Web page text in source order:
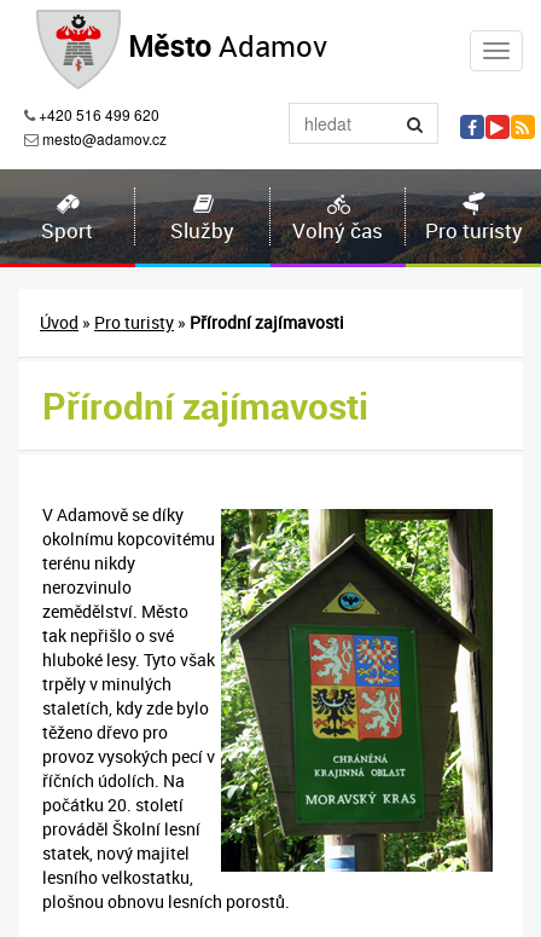
MěstoAdamov
+420 516 499 620
mesto@adamov.cz
Sport Služby Volný čas Pro turisty
Úvod » Pro turisty » Přírodní zajímavosti
Přírodní zajímavosti
V Adamově se díky
okolnímu kopcovitému
terénu nikdy
nerozvinulo
zemědělství. Město
tak nepřišlo o své
hluboké lesy. Tyto však
trpěly v minulých
staletích, kdy zde bylo
těženo dřevo pro
provoz vysokých pecí v
říčních údolích. Na
počátku 20. století
prováděl Školní lesní
statek, nový majitel
lesního velkostatku,
plošnou obnovu lesních porostů.